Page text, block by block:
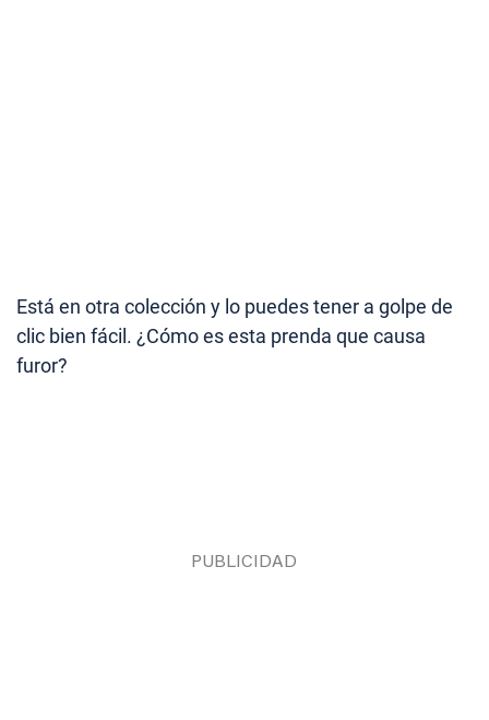
Está en otra colección y lo puedes tener a golpe de
clic bien fácil. ¿Cómo es esta prenda que causa
furor?